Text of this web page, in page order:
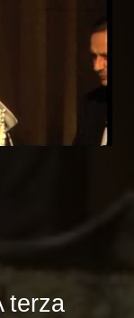
terza